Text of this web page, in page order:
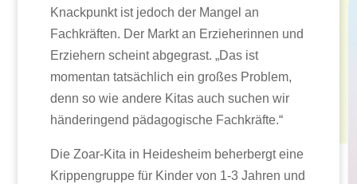
Knackpunkt ist jedoch der Mangel an
Fachkräften. Der Markt an Erzieherinnen und
Erziehern scheint abgegrast. „Das ist
momentan tatsächlich ein großes Problem,
denn so wie andere Kitas auch suchen wir
händeringend pädagogische Fachkräfte.“
Die Zoar-Kita in Heidesheim beherbergt eine
Krippengruppe für Kinder von 1-3 Jahren und